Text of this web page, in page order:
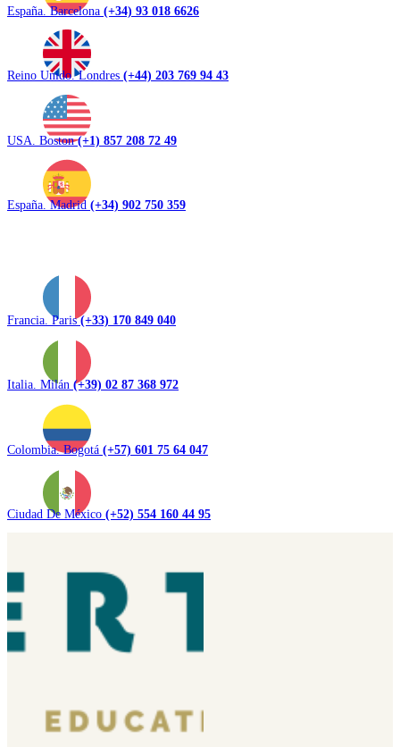
España. Barcelona (+34) 93 018 6626
Reino Unido. Londres (+44) 203 769 94 43
USA. Boston(+1) 857 208 72 49
España. Madrid (+34) 902 750 359
Francia. Paris(+33) 170 849 040
Italia. Milán (+39) 02 87 368 972
Colombia. Bogotá (+57) 601 75 64 047
Ciudad De México (+52) 554 160 44 95